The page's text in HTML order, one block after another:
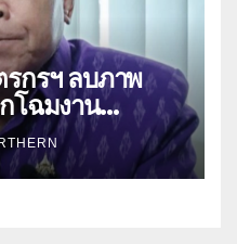
กรฯ ลบภาพ
โฉมงาน
สองแคว 69” มุ่ง
ดึงนวัตกรรม-จับ
ตรสู่สากล (คลิป)